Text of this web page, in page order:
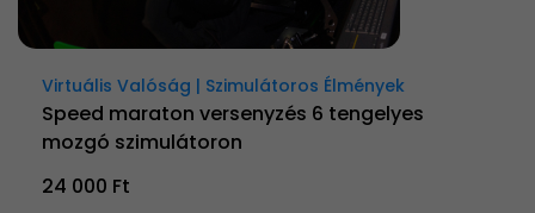
Virtuális Valóság | Szimulátoros Élmények
Speed maraton versenyzés 6 tengelyes
mozgó szimulátoron
24 000 Ft